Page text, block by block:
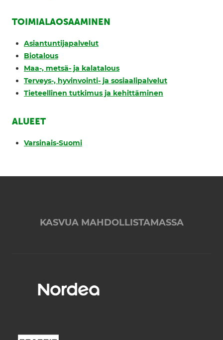
TOIMIALAOSAAMINEN
Asiantuntijapalvelut
Biotalous
Maa-, metsä- ja kalatalous
Terveys-, hyvinvointi- ja sosiaalipalvelut
Tieteellinen tutkimus ja kehittäminen
ALUEET
Varsinais-Suomi
KASVUA MAHDOLLISTAMASSA